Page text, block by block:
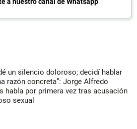
un silencio doloroso; decidí hablar
razón concreta”: Jorge Alfredo
habla por primera vez tras acusación
sexual